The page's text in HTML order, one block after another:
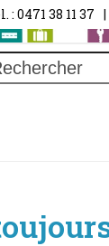
: 0471 38 11 37 |